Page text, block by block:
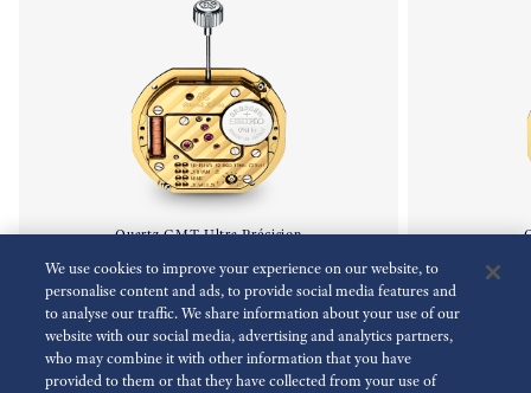
Quartz GMT Ultra Précision
Calibre 9F86
We use cookies to improve your experience on our website, to
personalise content and ads, to provide social media features and
to analyse our traffic. We share information about your use of our
website with our social media, advertising and analytics partners,
who may combine it with other information that you have
provided to them or that they have collected from your use of